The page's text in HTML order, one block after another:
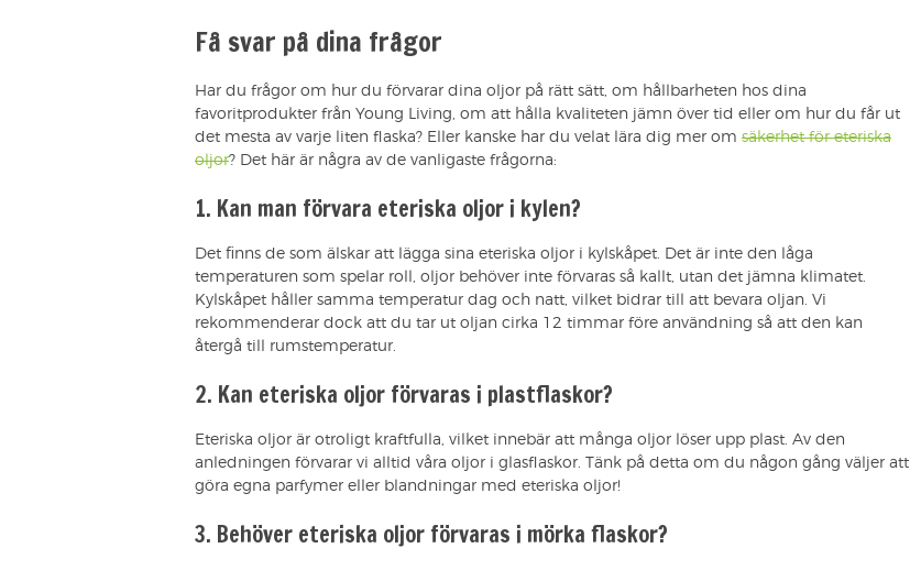
Få svar på dina frågor
Har du frågor om hur du förvarar dina oljor på rätt sätt, om hållbarheten hos dina
favoritprodukter från Young Living, om att hålla kvaliteten jämn över tid eller om hur du får ut
det mesta av varje liten flaska? Eller kanske har du velat lära dig mer om säkerhet för eteriska
oljor? Det här är några av de vanligaste frågorna:
1. Kan man förvara eteriska oljor i kylen?
Det finns de som älskar att lägga sina eteriska oljor i kylskåpet. Det är inte den låga
temperaturen som spelar roll, oljor behöver inte förvaras så kallt, utan det jämna klimatet.
Kylskåpet håller samma temperatur dag och natt, vilket bidrar till att bevara oljan. Vi
rekommenderar dock att du tar ut oljan cirka 12 timmar före användning så att den kan
återgå till rumstemperatur.
2. Kan eteriska oljor förvaras i plastflaskor?
Eteriska oljor är otroligt kraftfulla, vilket innebär att många oljor löser upp plast. Av den
anledningen förvarar vi alltid våra oljor i glasflaskor. Tänk på detta om du någon gång väljer att
göra egna parfymer eller blandningar med eteriska oljor!
3. Behöver eteriska oljor förvaras i mörka flaskor?